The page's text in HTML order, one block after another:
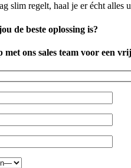
slim regelt, haal je er écht alles
de beste oplossing is?
met ons sales team voor een